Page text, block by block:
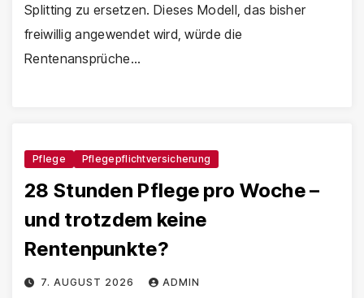
Splitting zu ersetzen. Dieses Modell, das bisher
freiwillig angewendet wird, würde die
Rentenansprüche…
Pflege Pflegepflichtversicherung
28 Stunden Pflege pro Woche –
und trotzdem keine
Rentenpunkte?
7. AUGUST 2026 ADMIN